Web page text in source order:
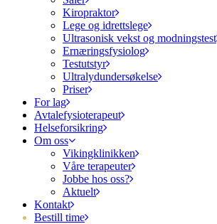
Kiropraktor
Lege og idrettslege
Ultrasonisk vekst og modningstest
Ernæringsfysiolog
Testutstyr
Ultralydundersøkelse
Priser
For lag
Avtalefysioterapeut
Helseforsikring
Om oss
Vikingklinikken
Våre terapeuter
Jobbe hos oss?
Aktuelt
Kontakt
Bestill time